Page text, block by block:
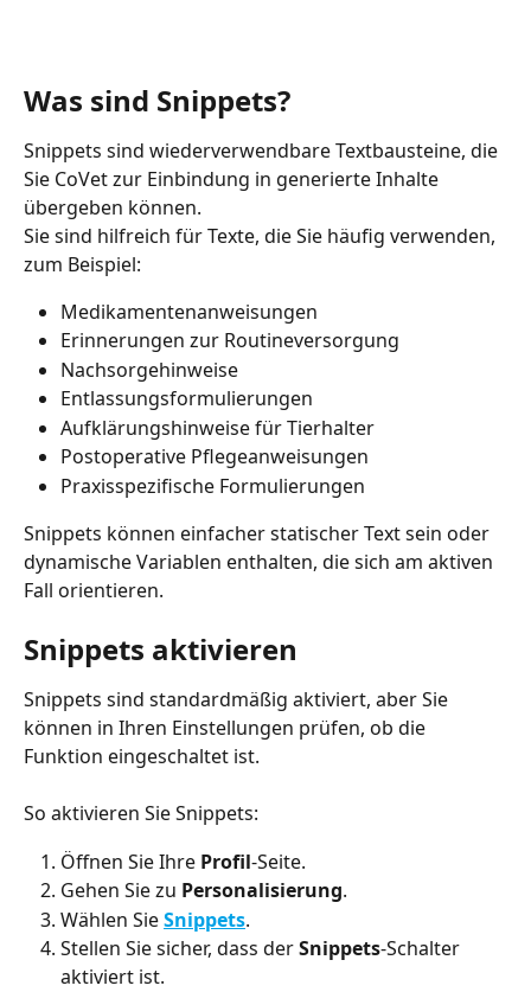
Was sind Snippets?
Snippets sind wiederverwendbare Textbausteine, die
Sie CoVet zur Einbindung in generierte Inhalte
übergeben können.
Sie sind hilfreich für Texte, die Sie häufig verwenden,
zum Beispiel:
Medikamentenanweisungen
Erinnerungen zur Routineversorgung
Nachsorgehinweise
Entlassungsformulierungen
Aufklärungshinweise für Tierhalter
Postoperative Pflegeanweisungen
Praxisspezifische Formulierungen
Snippets können einfacher statischer Text sein oder
dynamische Variablen enthalten, die sich am aktiven
Fall orientieren.
Snippets aktivieren
Snippets sind standardmäßig aktiviert, aber Sie
können in Ihren Einstellungen prüfen, ob die
Funktion eingeschaltet ist.
So aktivieren Sie Snippets:
Öffnen Sie Ihre Profil-Seite.
Gehen Sie zu Personalisierung.
Wählen Sie Snippets.
Stellen Sie sicher, dass der Snippets-Schalter
aktiviert ist.